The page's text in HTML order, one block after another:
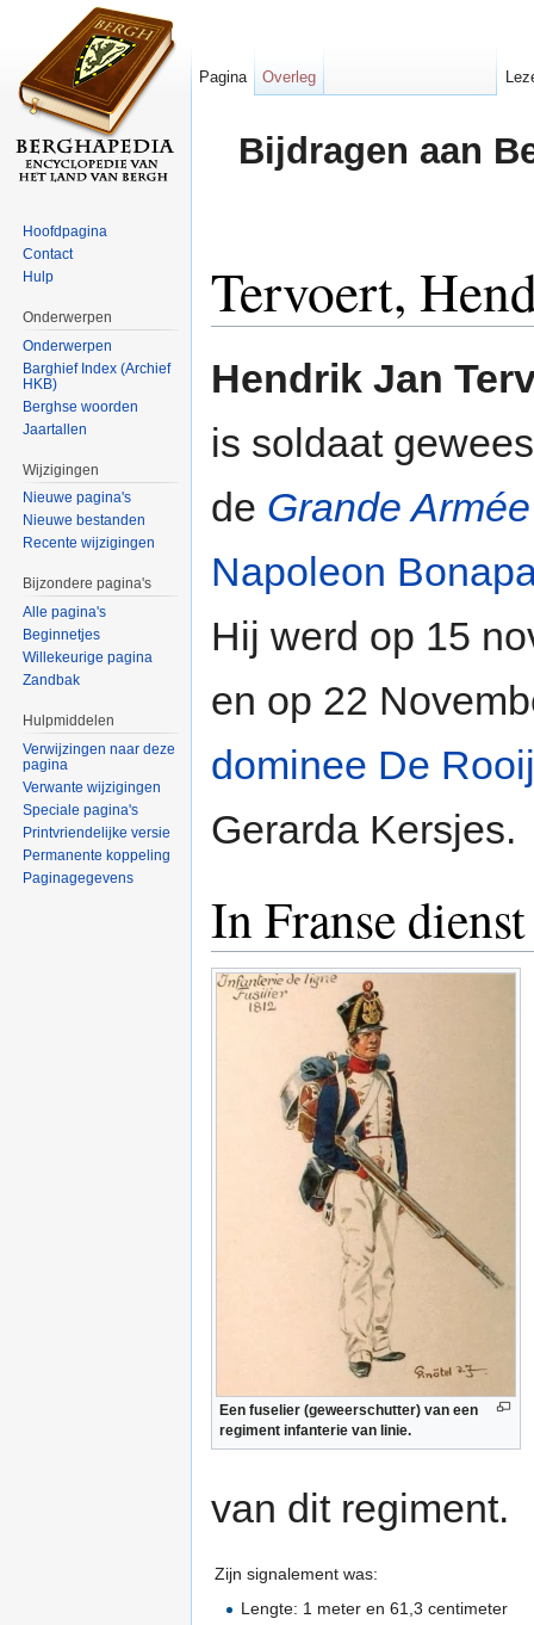
Bijdragen aan
Tervoert,
Hendrik Jan
is soldaat
de Grande Armée
Napoleon
Hij werd op 15
en op 22
dominee De Rooij
Gerarda Kersjes.
In Franse dienst
Een fuselier (geweerschutter) van een
regiment infanterie van linie.
van dit regiment.
Zijn signalement was:
Lengte: 1 meter en 61,3 centimeter
Pagina Overleg
Hoofdpagina
Contact
Hulp
Onderwerpen
Onderwerpen
Barghief Index (Archief
HKB)
Berghse woorden
Jaartallen
Wijzigingen
Nieuwe pagina's
Nieuwe bestanden
Recente wijzigingen
Bijzondere pagina's
Alle pagina's
Beginnetjes
Willekeurige pagina
Zandbak
Hulpmiddelen
Verwijzingen naar deze
pagina
Verwante wijzigingen
Speciale pagina's
Printvriendelijke versie
Permanente koppeling
Paginagegevens